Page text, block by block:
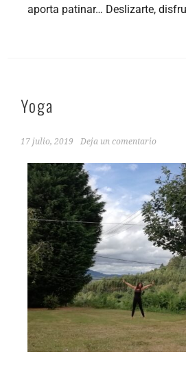
aporta patinar… Deslizarte,
Yoga
17 julio, 2019 Deja un comentario